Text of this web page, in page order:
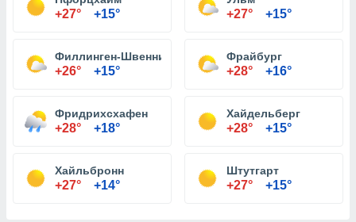
+27° +15° +27° +15°
Филлинген-Швеннинген
+26° +15°
Фрайбург
+28° +16°
Фридрихсхафен
+28° +18°
Хайдельберг
+28° +15°
Хайльбронн
+27° +14°
Штутгарт
+27° +15°